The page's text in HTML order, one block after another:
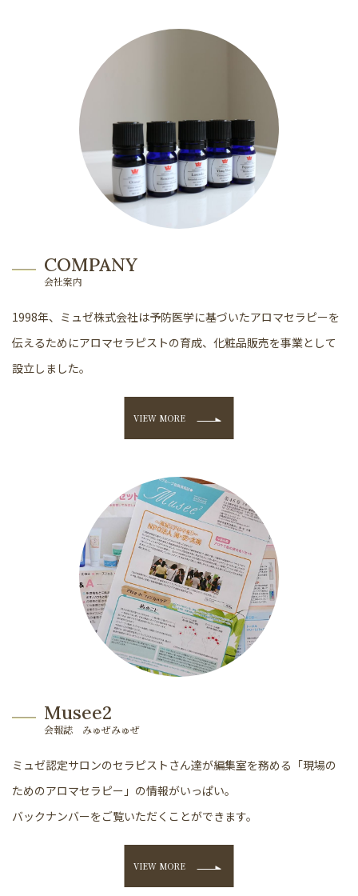
COMPANY
会社案内
1998年、ミュゼ株式会社は予防医学に基づいたアロマセラピーを
伝えるためにアロマセラピストの育成、化粧品販売を事業として
設立しました。
VIEW MORE
Musee2
会報誌 みゅぜみゅぜ
ミュゼ認定サロンのセラピストさん達が編集室を務める「現場の
ためのアロマセラピー」の情報がいっぱい。
バックナンバーをご覧いただくことができます。
VIEW MORE